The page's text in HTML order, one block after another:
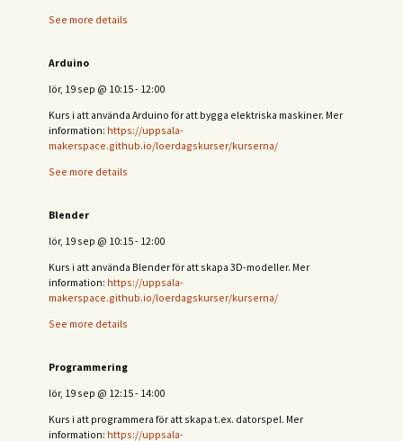
See more details
Arduino
lör, 19 sep @ 10:15- 12:00
Kurs i att använda Arduino för att bygga elektriska maskiner. Mer
information: https://uppsala-
makerspace.github.io/loerdagskurser/kurserna/
See more details
Blender
lör, 19 sep @ 10:15- 12:00
Kurs i att använda Blender för att skapa 3D-modeller. Mer
information: https://uppsala-
makerspace.github.io/loerdagskurser/kurserna/
See more details
Programmering
lör, 19 sep @ 12:15- 14:00
Kurs i att programmera för att skapa t.ex. datorspel. Mer
information: https://uppsala-